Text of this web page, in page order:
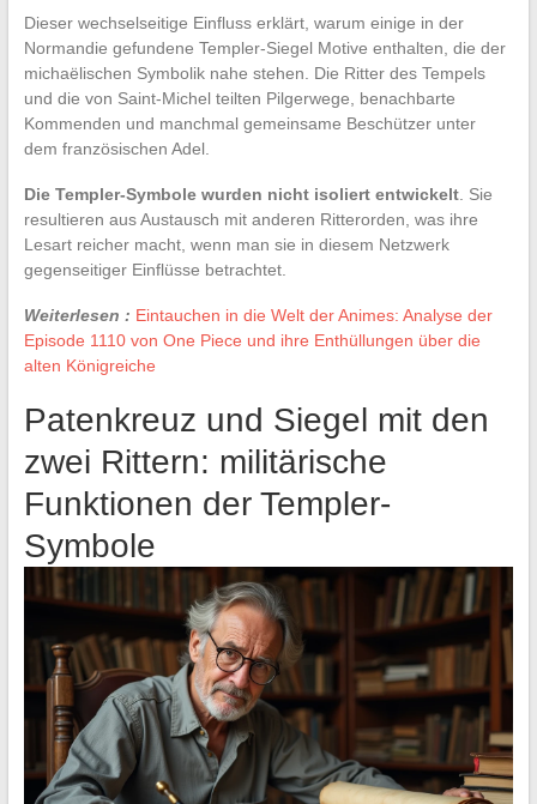
Dieser wechselseitige Einfluss erklärt, warum einige in der
Normandie gefundene Templer-Siegel Motive enthalten, die der
michaëlischen Symbolik nahe stehen. Die Ritter des Tempels
und die von Saint-Michel teilten Pilgerwege, benachbarte
Kommenden und manchmal gemeinsame Beschützer unter
dem französischen Adel.
Die Templer-Symbole wurden nicht isoliert entwickelt. Sie
resultieren aus Austausch mit anderen Ritterorden, was ihre
Lesart reicher macht, wenn man sie in diesem Netzwerk
gegenseitiger Einflüsse betrachtet.
Weiterlesen : Eintauchen in die Welt der Animes: Analyse der
Episode 1110 von One Piece und ihre Enthüllungen über die
alten Königreiche
Patenkreuz und Siegel mit den
zwei Rittern: militärische
Funktionen der Templer-
Symbole